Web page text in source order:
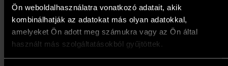
Ön weboldalhasználatra vonatkozó adatait, akik
kombinálhatják az adatokat más olyan adatokkal,
amelyeket Ön adott meg számukra vagy az Ön által
használt más szolgáltatásokból gyűjtöttek.